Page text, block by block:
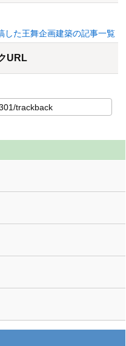
した王舞企画建築の記事一覧
URL